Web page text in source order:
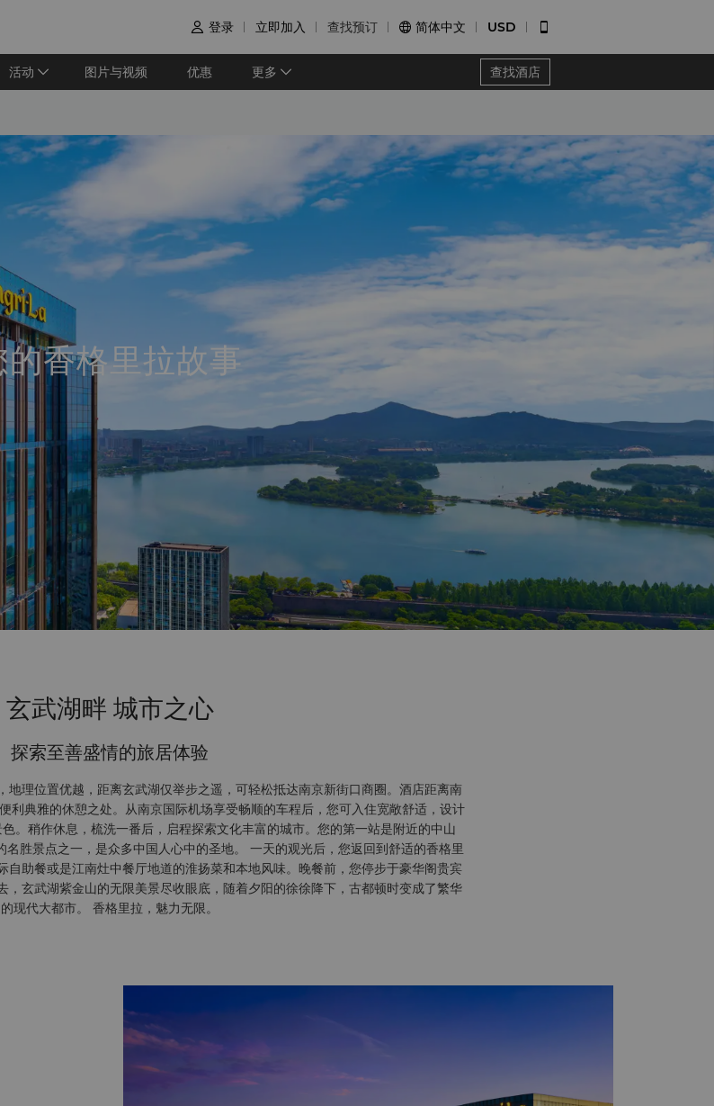
 登录 立即加入 查找预订  简体中文 USD 
活动 图片与视频 优惠 更多 查找酒店
的香格里拉故事
玄武湖畔 城市之心
探索至善盛情的旅居体验
地理位置优越，距离玄武湖仅举步之遥，可轻松抵达南京新街口商圈。酒店距离南
利典雅的休憩之处。从南京国际机场享受畅顺的车程后，您可入住宽敞舒适，设计
。稍作休息，梳洗一番后，启程探索文化丰富的城市。您的第一站是附近的中山
胜景点之一，是众多中国人心中的圣地。 一天的观光后，您返回到舒适的香格里
自助餐或是江南灶中餐厅地道的淮扬菜和本地风味。晚餐前，您停步于豪华阁贵宾
，玄武湖紫金山的无限美景尽收眼底，随着夕阳的徐徐降下，古都顿时变成了繁华
的现代大都市。 香格里拉，魅力无限。